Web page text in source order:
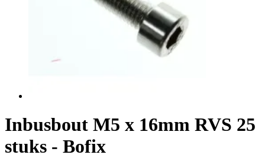
Inbusbout M5 x 16mm RVS 25
stuks - Bofix